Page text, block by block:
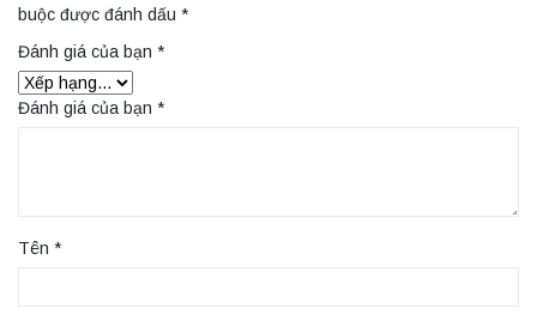
buộc được đánh dấu *
Đánh giá của bạn *
Đánh giá của bạn *
Tên *